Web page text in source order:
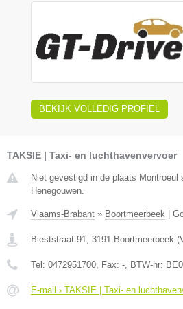
BEKIJK VOLLEDIG PROFIEL
TAKSIE | Taxi- en luchthavenvervoer
Niet gevestigd in de plaats Montroeul
Henegouwen.
Vlaams-Brabant » Boortmeerbeek |
Bieststraat 91 3191 Boortmeerbeek (
Tel: 0472951700 , Fax: - , BTW-nr:
E-mail › TAKSIE | Taxi- en